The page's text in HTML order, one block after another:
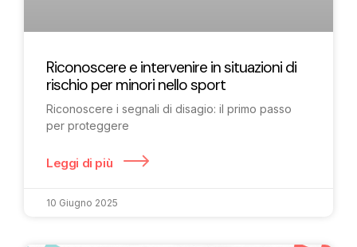
Riconoscere e intervenire in situazioni di
rischio per minori nello sport
Riconoscere i segnali di disagio: il primo passo
per proteggere
Leggi di più
10 Giugno 2025